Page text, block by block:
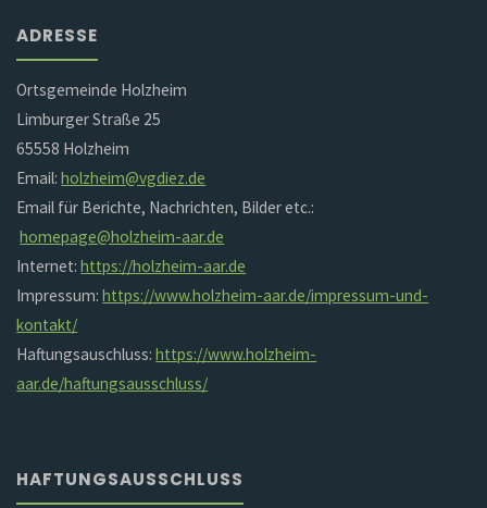
ADRESSE
Ortsgemeinde Holzheim
Limburger Straße 25
65558 Holzheim
Email:holzheim@vgdiez.de
Email für Berichte, Nachrichten, Bilder etc.:
homepage@holzheim-aar.de
Internet:https://holzheim-aar.de
Impressum:https://www.holzheim-aar.de/impressum-und-
kontakt/
Haftungsauschluss:https://www.holzheim-
aar.de/haftungsausschluss/
HAFTUNGSAUSSCHLUSS